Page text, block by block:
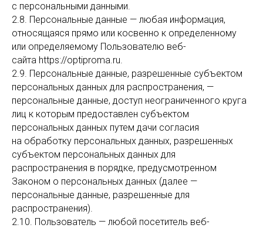
с персональными данными.
2.8. Персональные данные — любая информация,
относящаяся прямо или косвенно к определенному
или определяемому Пользователю веб-
сайта https://optiproma.ru.
2.9. Персональные данные, разрешенные субъектом
персональных данных для распространения, —
персональные данные, доступ неограниченного круга
лиц к которым предоставлен субъектом
персональных данных путем дачи согласия
на обработку персональных данных, разрешенных
субъектом персональных данных для
распространения в порядке, предусмотренном
Законом о персональных данных (далее —
персональные данные, разрешенные для
распространения).
2.10. Пользователь — любой посетитель веб-